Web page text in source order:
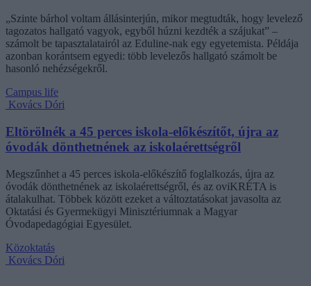
„Szinte bárhol voltam állásinterjún, mikor megtudták, hogy levelező
tagozatos hallgató vagyok, egyből húzni kezdték a szájukat” –
számolt be tapasztalatairól az Eduline-nak egy egyetemista. Példája
azonban korántsem egyedi: több levelezős hallgató számolt be
hasonló nehézségekről.
Campus life
Kovács Dóri
Eltörölnék a 45 perces iskola-előkészítőt, újra az
óvodák dönthetnének az iskolaérettségről
Megszűnhet a 45 perces iskola-előkészítő foglalkozás, újra az
óvodák dönthetnének az iskolaérettségről, és az oviKRÉTA is
átalakulhat. Többek között ezeket a változtatásokat javasolta az
Oktatási és Gyermekügyi Minisztériumnak a Magyar
Óvodapedagógiai Egyesület.
Közoktatás
Kovács Dóri